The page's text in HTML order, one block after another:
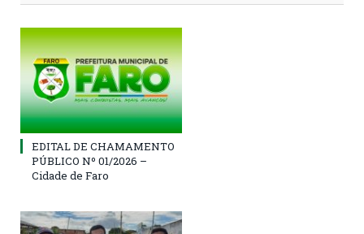
EDITAL DE CHAMAMENTO
PÚBLICO Nº 01/2026 –
Cidade de Faro